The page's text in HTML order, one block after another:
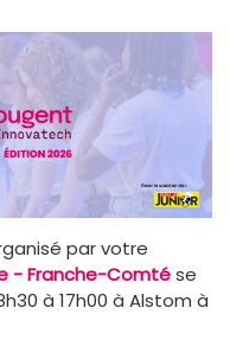
par votre
- Franche-Comtése
à 17h00 à Alstom à